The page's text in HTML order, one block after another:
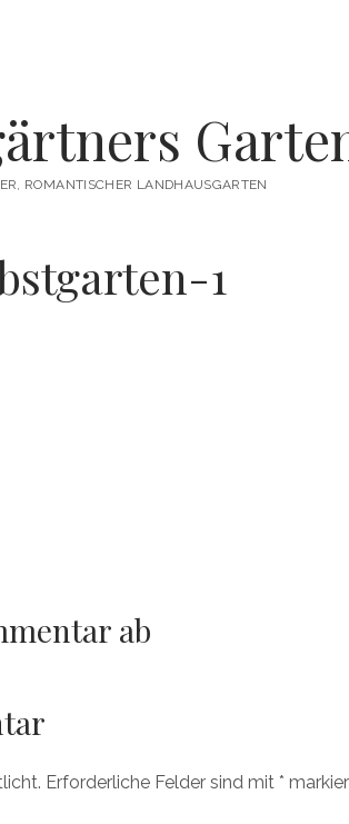
ROMANTISCHER LANDHAUSGARTEN
1
ab
Erforderliche Felder sind mit *